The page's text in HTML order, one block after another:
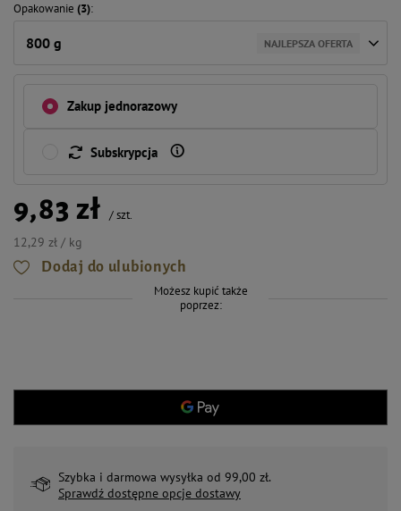
Opakowanie (3)
800 g NAJLEPSZA OFERTA
Zakup jednorazowy
Subskrypcja
9,83 zł /szt.
12,29 zł / kg
Dodaj do ulubionych
Możesz kupić także
poprzez:
Szybka i darmowa wysyłka od 99,00 zł.
Sprawdź dostępne opcje dostawy